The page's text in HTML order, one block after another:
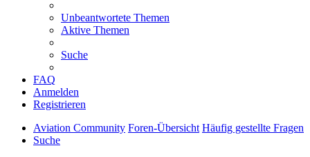
Unbeantwortete Themen
Aktive Themen
Suche
FAQ
Anmelden
Registrieren
Aviation Community Foren-Übersicht Häufig gestellte Fragen
Suche